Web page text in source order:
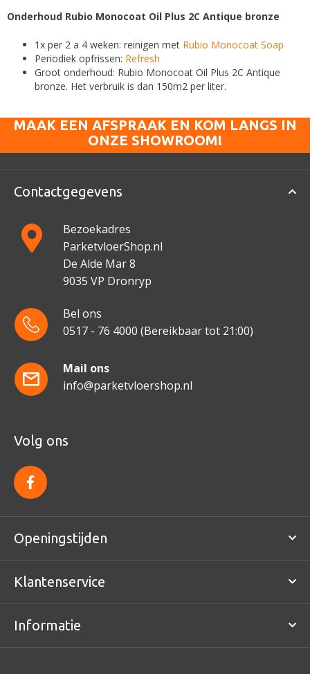
Onderhoud Rubio Monocoat Oil Plus 2C Antique bronze
1x per 2 a 4 weken: reinigen met Rubio Monocoat Soap
Periodiek opfrissen: Refresh
Groot onderhoud: Rubio Monocoat Oil Plus 2C Antique
bronze. Het verbruik is dan 150m2 per liter.
MAAK EEN AFSPRAAK EN KOM LANGS IN
ONZE SHOWROOM!
Contactgegevens
Bezoekadres
ParketvloerShop.nl
De Alde Mar 8
9035 VP Dronryp
Bel ons
0517 - 76 4000 (Bereikbaar tot 21:00)
Mail ons
info@parketvloershop.nl
Volg ons
f
a
c
e
o
o
Openingstijden
Klantenservice
Informatie